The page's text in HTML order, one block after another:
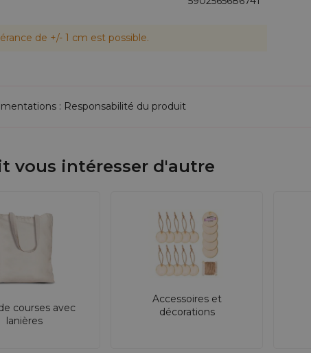
de +/- 1 cm est possible.
: Responsabilité du produit
vous intéresser d'autre
courses avec
lanières
Accessoires et
décorations